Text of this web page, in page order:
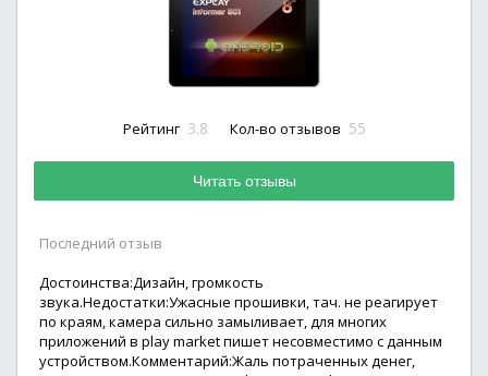
Рейтинг 3.8 Кол-во отзывов 55
Читать отзывы
Последний отзыв
Достоинства:Дизайн, громкость
звука.Недостатки:Ужасные прошивки, тач. не реагирует
по краям, камера сильно замыливает, для многих
приложений в play market пишет несовместимо с данным
устройством.Комментарий:Жаль потраченных денег,